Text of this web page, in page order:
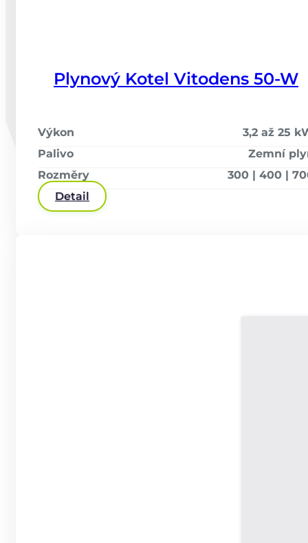
Plynový Kotel Vitodens 50-W
Výkon
3,2 až 25
Palivo
Zemní
Rozměry
300 | 400 |
Detail